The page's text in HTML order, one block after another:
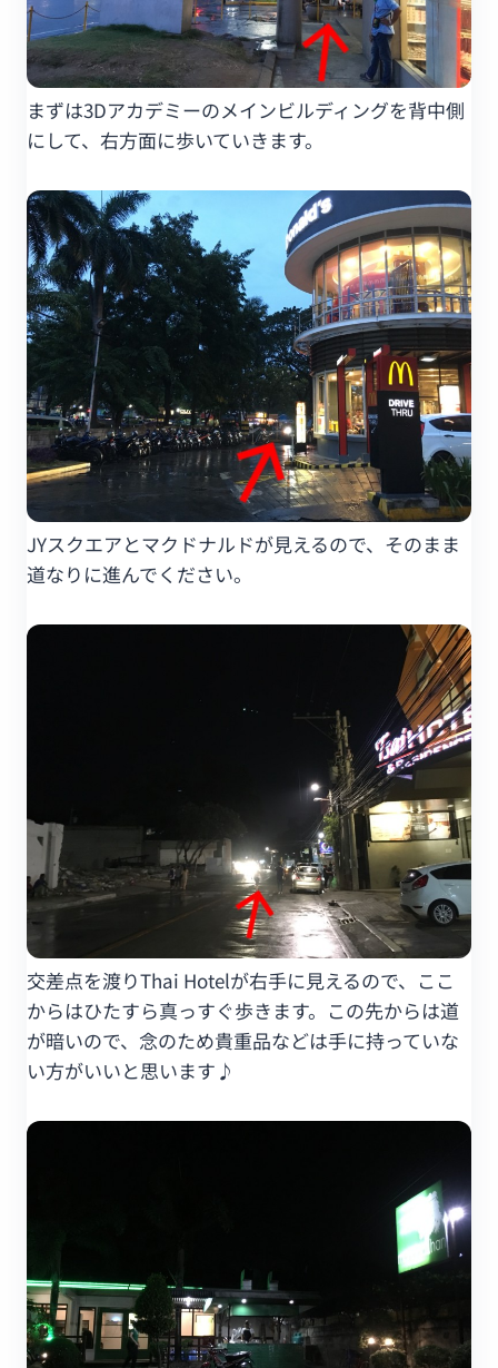
まずは3Dアカデミーのメインビルディングを背中側
にして、右方面に歩いていきます。
JYスクエアとマクドナルドが見えるので、そのまま
道なりに進んでください。
交差点を渡りThai Hotelが右手に見えるので、ここ
からはひたすら真っすぐ歩きます。この先からは道
が暗いので、念のため貴重品などは手に持っていな
い方がいいと思います♪